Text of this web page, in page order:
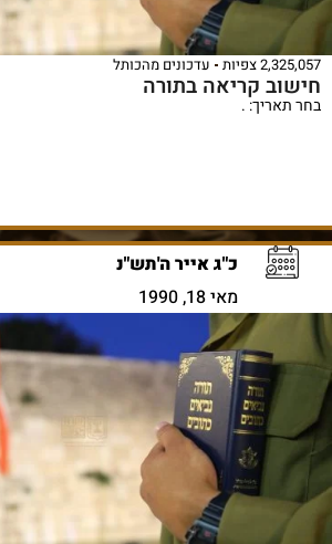
2,325,057 צפיות עדכונים מהכותל
חישוב קריאה בתורה
בחר תאריך: .
כ"ג אייר ה'תש"נ
מאי 18, 1990